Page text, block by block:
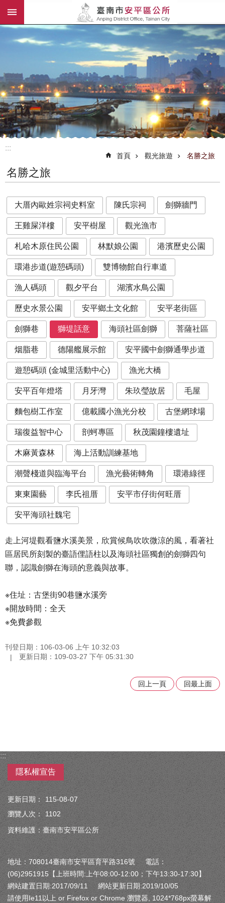
跳到主要內容區塊
:::
首頁 觀光旅遊 名勝之旅
名勝之旅
大厝內歐姓宗祠史料室 陳氏宗祠 劍獅牆門
王雞屎洋樓 安平樹屋 觀光漁市
札哈木原住民公園 林默娘公園 港濱歷史公園
環港步道(遊憩碼頭) 雙博物館自行車道
漁人碼頭 觀夕平台 湖濱水鳥公園
歷史水景公園 安平鄉土文化館 安平老街區
劍獅巷 獅堤話意 海頭社區劍獅 菩薩社區
烟脂巷 德陽艦展示館 安平國中劍獅通學步道
遊憩碼頭 (金城里活動中心) 漁光大橋
安平百年燈塔 月牙灣 朱玖瑩故居 毛屋
麵包樹工作室 億載國小漁光分校 古堡網球場
瑞復益智中心 剖蚵專區 秋茂園鐘樓遺址
木麻黃森林 海上活動訓練基地
潮聲棧道與臨海平台 漁光藝術轉角 環港綠徑
東東園藝 李氏祖厝 安平市仔街何旺厝
安平海頭社魏宅
走上河堤觀看鹽水溪美景，欣賞候鳥吹吹微涼的風，看著社
區居民所刻製的臺語俚語柱以及海頭社區獨創的劍獅四句
聯，認識劍獅在海頭的意義與故事。
※住址：古堡街90巷鹽水溪旁
※開放時間：全天
※免費參觀
刊登日期：106-03-06 上午 10:32:03
更新日期：109-03-27 下午 05:31:30
回上一頁 回最上面
:::
隱私權宣告
更新日期：
115-08-07
瀏覽人次：
1102
資料維護：臺南市安平區公所
地址：708014臺南市安平區育平路316號 電話：
(06)2951915【上班時間:上午08:00-12:00；下午13:30-17:30】
網站建置日期:2017/09/11 網站更新日期:2019/10/05
請使用Ie11以上 or Firefox or Chrome 瀏覽器, 1024*768px螢幕解